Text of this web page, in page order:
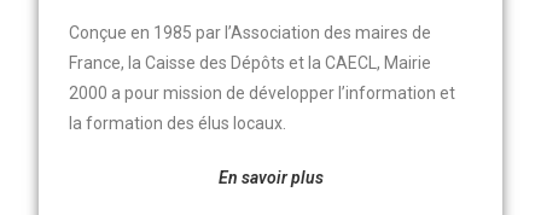
Conçue en 1985 par l’Association des maires de
France, la Caisse des Dépôts et la CAECL, Mairie
2000 a pour mission de développer l’information et
la formation des élus locaux.
En savoir plus